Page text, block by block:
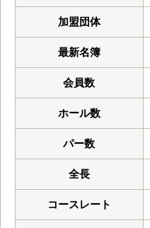
加盟団体
最新名簿
会員数
ホール数
パー数
全長
コースレート